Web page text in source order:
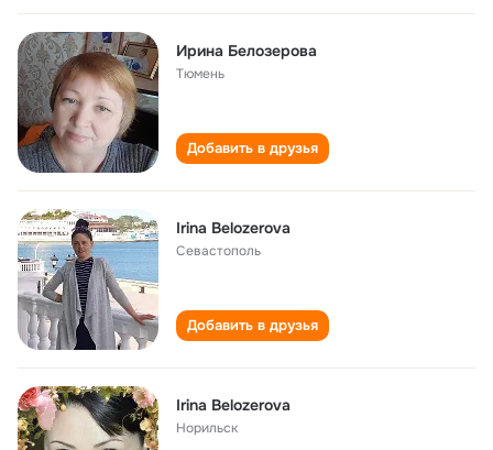
Ирина Белозерова
Тюмень
Добавить в друзья
Irina Belozerova
Севастополь
Добавить в друзья
Irina Belozerova
Норильск